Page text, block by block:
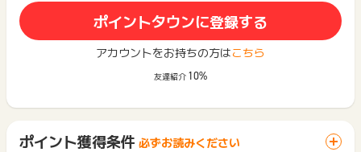
ポイントタウンに登録する
アカウントをお持ちの方はこちら
友達紹介 10%
ポイント獲得条件 必ずお読みください